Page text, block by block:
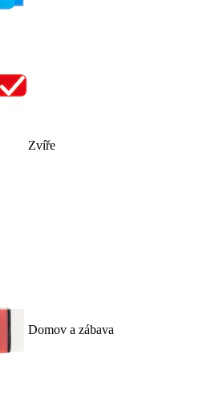
Zvíře
Domov a zábava